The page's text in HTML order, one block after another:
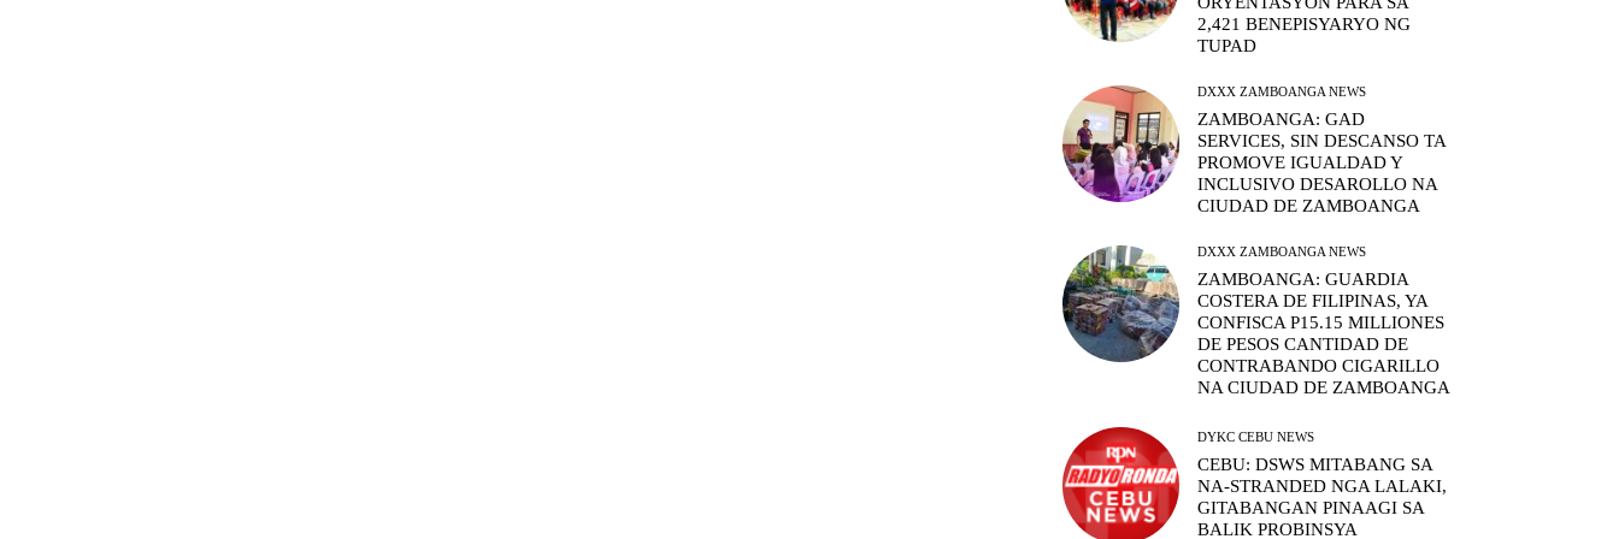
2,421 BENEPISYARYO NG
TUPAD
DXXX ZAMBOANGA NEWS
ZAMBOANGA: GAD
SERVICES, SIN DESCANSO TA
PROMOVE IGUALDAD Y
INCLUSIVO DESAROLLO NA
CIUDAD DE ZAMBOANGA
DXXX ZAMBOANGA NEWS
ZAMBOANGA: GUARDIA
COSTERA DE FILIPINAS, YA
CONFISCA P15.15 MILLIONES
DE PESOS CANTIDAD DE
CONTRABANDO CIGARILLO
NA CIUDAD DE ZAMBOANGA
DYKC CEBU NEWS
CEBU: DSWS MITABANG SA
NA-STRANDED NGA LALAKI,
GITABANGAN PINAAGI SA
BALIK PROBINSYA